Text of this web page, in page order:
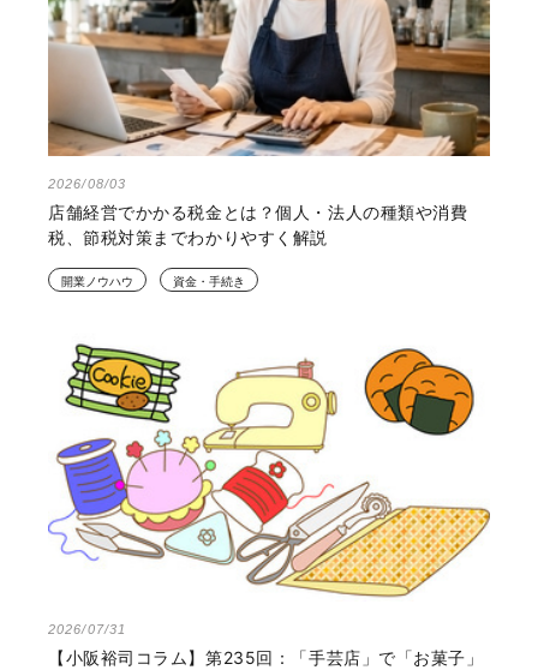
2026/08/03
店舗経営でかかる税金とは？個人・法人の種類や消費
税、節税対策までわかりやすく解説
開業ノウハウ 資金・手続き
2026/07/31
【小阪裕司コラム】第235回：「手芸店」で「お菓子」